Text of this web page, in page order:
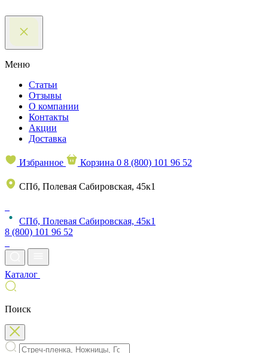
Меню
Статьи
Отзывы
О компании
Контакты
Акции
Доставка
Избранное Корзина 0 8 (800) 101 96 52
СПб, Полевая Сабировская, 45к1
СПб, Полевая Сабировская, 45к1
8 (800) 101 96 52
Каталог
Поиск